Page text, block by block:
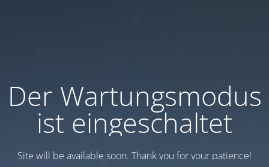
Der Wartungsmodus
ist eingeschaltet
Site will be available soon. Thank you for your patience!